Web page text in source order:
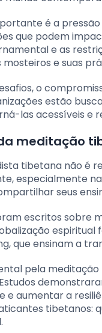
é a
que podem
e as
e suas
o
estão
las acessíveis e
meditação
tibetana não é
especialmente
seus
escritos sobre
que ensinam a
pela
e aumentar a
tibetanos: